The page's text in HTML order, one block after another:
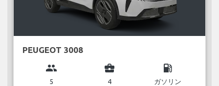
PEUGEOT 3008
group
5
business_center
4
local_gas_station
ガソリン